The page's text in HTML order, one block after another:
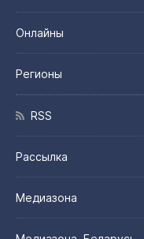
Онлайны
Регионы
RSS
Рассылка
Медиазона